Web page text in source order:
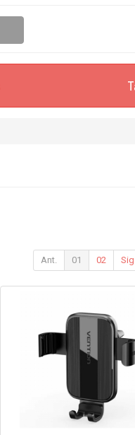
Ant. 01 02 Sig.